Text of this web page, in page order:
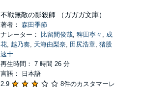
不戦無敵の影殺師 （ガガガ文庫）
著者： 森田季節
ナレーター：
比留間俊哉, 稗田寧々 , 成
花, 越乃奏, 天海由梨奈, 田尻浩章, 猪股
速十
再生時間： 7 時間 26 分
言語： 日本語
2.9
8件のカスタマーレ